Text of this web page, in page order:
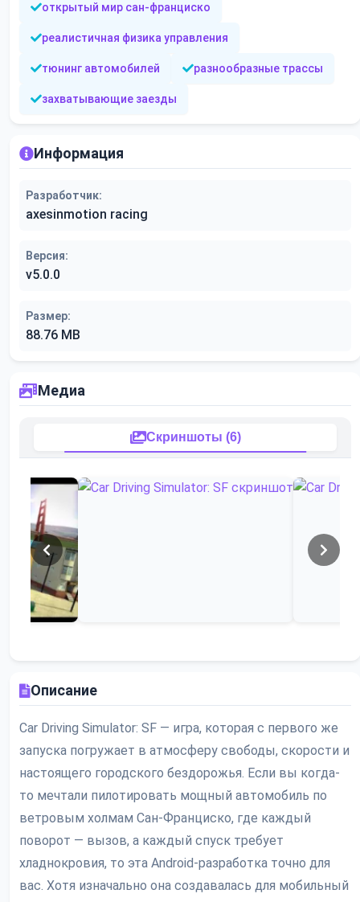
открытый мир сан-франциско
реалистичная физика управления
тюнинг автомобилей разнообразные трассы
захватывающие заезды
Информация
Разработчик:
axesinmotion racing
Версия:
v5.0.0
Размер:
88.76 MB
Медиа
Скриншоты (6)
Описание
Car Driving Simulator: SF — игра, которая с первого же
запуска погружает в атмосферу свободы, скорости и
настоящего городского бездорожья. Если вы когда-
то мечтали пилотировать мощный автомобиль по
ветровым холмам Сан-Франциско, где каждый
поворот — вызов, а каждый спуск требует
хладнокровия, то эта Android-разработка точно для
вас. Хотя изначально она создавалась для мобильный